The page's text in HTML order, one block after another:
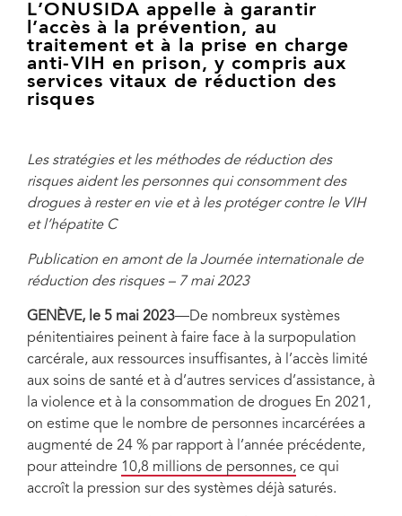
Alexander Godin franchit plusieurs portes verrouillées escorté par un gardien
jusqu'à la pharmacie de la prison 16. Cela fait partie de son quotidien. Il vient
chercher son médicament – une dose de méthadone semblable à un sirop. La
surmonter les symptômes de sevrage, à réduire la dépendance à l'héroïne et à
L’ONUSIDA appelle à garantir
l’accès à la prévention, au
traitement et à la prise en charge
anti-VIH en prison, y compris aux
services vitaux de réduction des
risques
Les stratégies et les méthodes de réduction des
risques aident les personnes qui consomment des
drogues à rester en vie et à les protéger contre le VIH
et l’hépatite C
Publication en amont de la Journée internationale de
réduction des risques – 7 mai 2023
GENÈVE, le 5 mai 2023—De nombreux systèmes
pénitentiaires peinent à faire face à la surpopulation
carcérale, aux ressources insuffisantes, à l’accès limité
aux soins de santé et à d’autres services d’assistance, à
la violence et à la consommation de drogues En 2021,
on estime que le nombre de personnes incarcérées a
augmenté de 24 % par rapport à l’année précédente,
pour atteindre 10,8 millions de personnes, ce qui
accroît la pression sur des systèmes déjà saturés.